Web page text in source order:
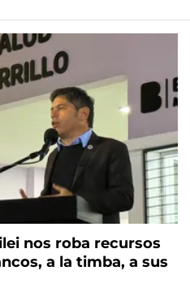
nos roba recursos
a la timba, a sus